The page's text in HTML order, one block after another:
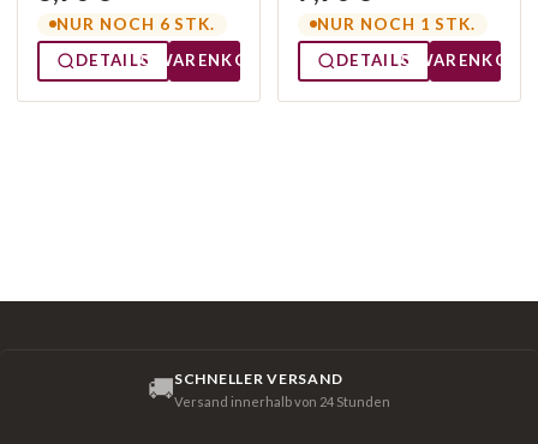
NUR NOCH 6 STK.
DETAILS
WARENKORB
NUR NOCH 1 STK.
DETAILS
WARENKORB
🚚SCHNELLER VERSAND
Versand innerhalb von 24 Stunden